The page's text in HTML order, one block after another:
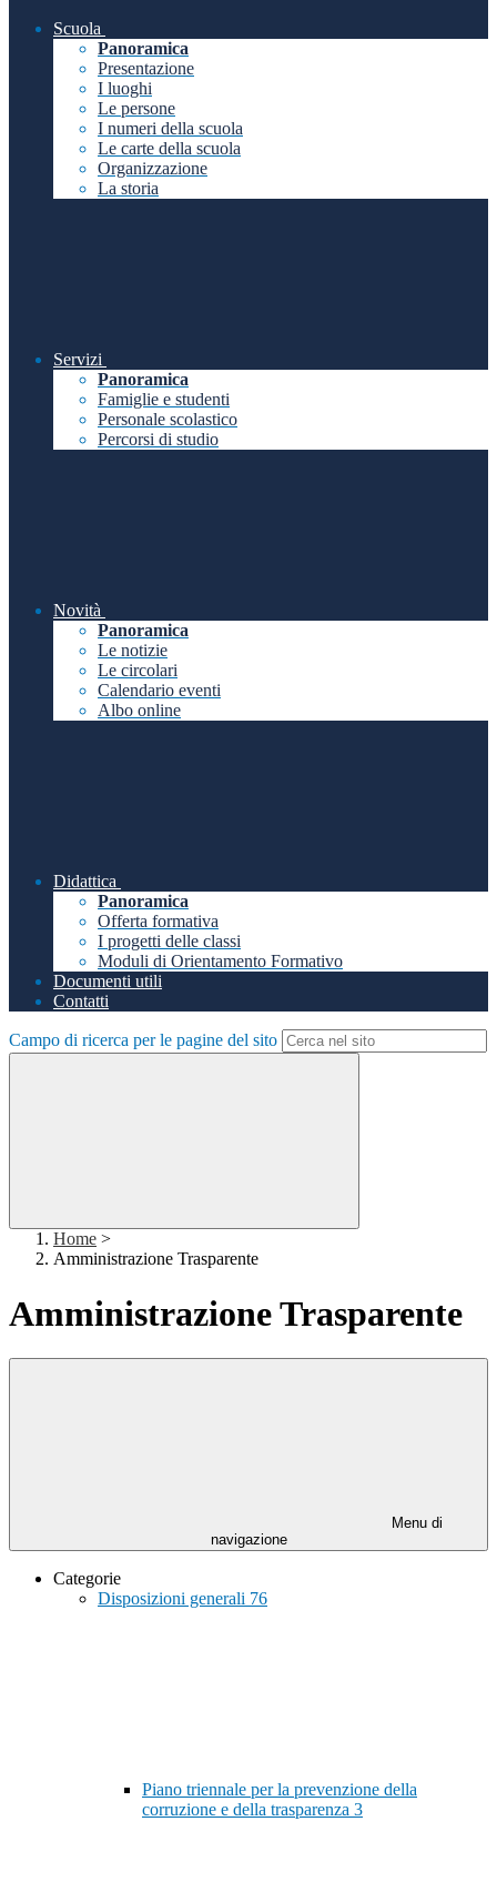
Scuola
Panoramica
Presentazione
I luoghi
Le persone
I numeri della scuola
Le carte della scuola
Organizzazione
La storia
Servizi
Panoramica
Famiglie e studenti
Personale scolastico
Percorsi di studio
Novità
Panoramica
Le notizie
Le circolari
Calendario eventi
Albo online
Didattica
Panoramica
Offerta formativa
I progetti delle classi
Moduli di Orientamento Formativo
Documenti utili
Contatti
Campo di ricerca per le pagine del sito
Home >
Amministrazione Trasparente
Amministrazione Trasparente
Menu di
navigazione
Categorie
Disposizioni generali 76
Piano triennale per la prevenzione della
corruzione e della trasparenza 3